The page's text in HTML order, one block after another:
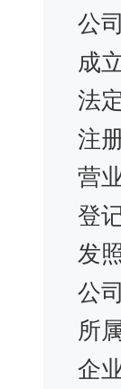
公
成
法
注
营
登
发
公
所
企